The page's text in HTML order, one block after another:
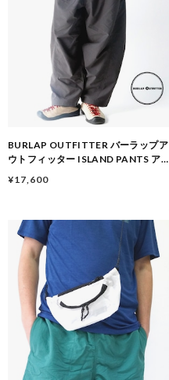
BURLAP OUTFITTER バーラップア
ウトフィッター ISLAND PANTS アイ
BO060130 Raven メンズ 春夏
¥17,600